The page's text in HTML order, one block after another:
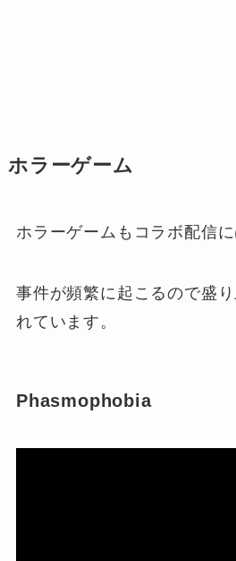
ホラーゲーム
ホラーゲームもコラボ配信に
事件が頻繁に起こるので盛
れています。
Phasmophobia